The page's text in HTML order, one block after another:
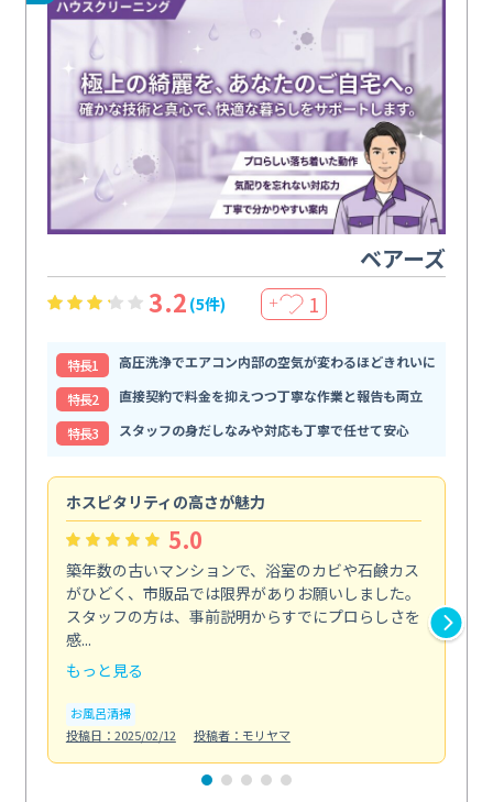
ベアーズ
3.2 (5件) ＋ 1
特⻑1
高圧洗浄でエアコン内部の空気が変わるほどきれいに
特⻑2
直接契約で料金を抑えつつ丁寧な作業と報告も両立
特⻑3
スタッフの身だしなみや対応も丁寧で任せて安心
ホスピタリティの高さが魅力
5.0
築年数の古いマンションで、浴室のカビや石鹸カス
がひどく、市販品では限界がありお願いしました。
スタッフの方は、事前説明からすでにプロらしさを
感...
もっと見る
お風呂清掃
投稿日：2025/02/12
投稿者：モリヤマ